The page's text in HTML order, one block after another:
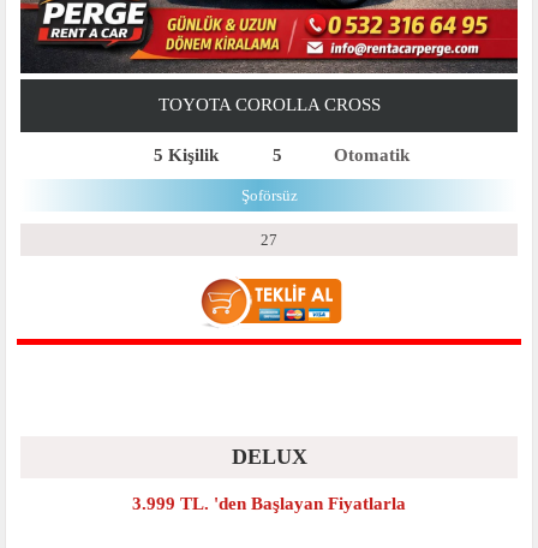
TOYOTA COROLLA CROSS
5 Kişilik 5 Otomatik
Şoförsüz
27
DELUX
3.999 TL. 'den Başlayan Fiyatlarla